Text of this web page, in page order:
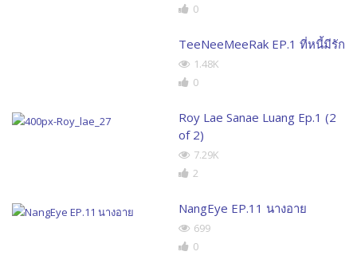
0
TeeNeeMeeRak EP.1 ที่หนี้มีรัก
1.48K
0
Roy Lae Sanae Luang Ep.1 (2
of 2)
7.29K
2
NangEye EP.11 นางอาย
699
0